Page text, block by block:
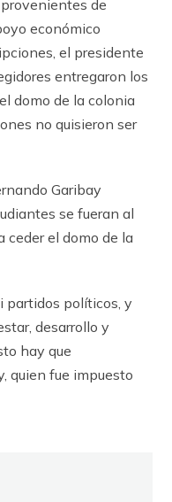
de
económico
el presidente
entregaron los
domo de la colonia
no quisieron ser
Garibay
se fueran al
ceder el domo de la
partidos políticos, y
desarrollo y
hay que
quien fue impuesto